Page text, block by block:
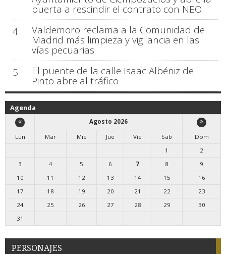
puerta a rescindir el contrato con NEO
4
Valdemoro reclama a la Comunidad de
Madrid más limpieza y vigilancia en las
vías pecuarias
5
El puente de la calle Isaac Albéniz de
Pinto abre al tráfico
Agenda
Agosto 2026
Lun
Mar Mie Jue Vie Sab
Dom
1
2
3
4 5 6 7 8
9
10
11 12 13 14 15
16
17
18 19 20 21 22
23
24
25 26 27 28 29
30
31
PERSONAJES